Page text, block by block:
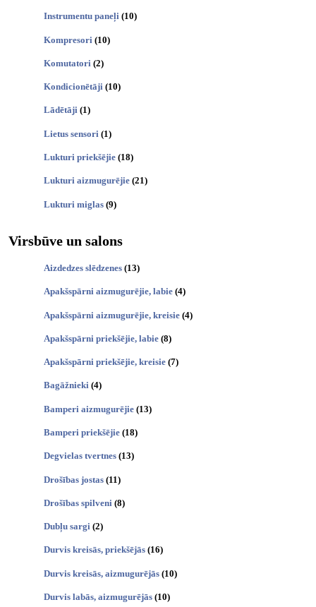
Instrumentu paneļi (10)
Kompresori (10)
Komutatori (2)
Kondicionētāji (10)
Lādētāji (1)
Lietus sensori (1)
Lukturi priekšējie (18)
Lukturi aizmugurējie (21)
Lukturi miglas (9)
Virsbūve un salons
Aizdedzes slēdzenes (13)
Apakšspārni aizmugurējie, labie (4)
Apakšspārni aizmugurējie, kreisie (4)
Apakšspārni priekšējie, labie (8)
Apakšspārni priekšējie, kreisie (7)
Bagāžnieki (4)
Bamperi aizmugurējie (13)
Bamperi priekšējie (18)
Degvielas tvertnes (13)
Drošības jostas (11)
Drošības spilveni (8)
Dubļu sargi (2)
Durvis kreisās, priekšējās (16)
Durvis kreisās, aizmugurējās (10)
Durvis labās, aizmugurējās (10)